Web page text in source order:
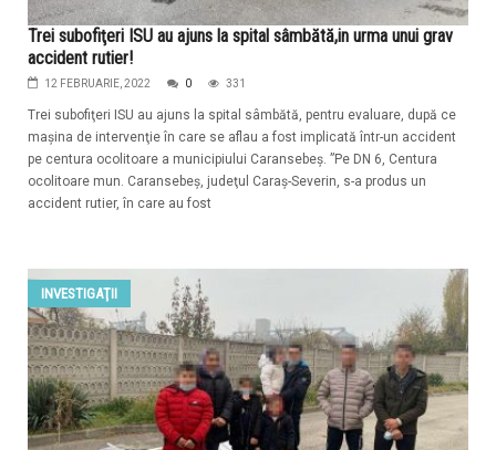
Trei subofiţeri ISU au ajuns la spital sâmbătă,in urma unui grav
accident rutier!
12 FEBRUARIE, 2022 0 331
Trei subofiţeri ISU au ajuns la spital sâmbătă, pentru evaluare, după ce
maşina de intervenţie în care se aflau a fost implicată într-un accident
pe centura ocolitoare a municipiului Caransebeş. ”​Pe DN 6, Centura
ocolitoare mun. Caransebeş, judeţul Caraş-Severin, s-a produs un
accident rutier, în care au fost
INVESTIGAŢII